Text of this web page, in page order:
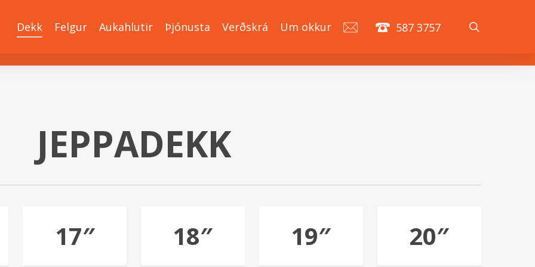
Dekk Felgur Aukahlutir Þjónusta Verðskrá Um okkur 587 3757
JEPPADEKK
17″ 18″ 19″ 20″